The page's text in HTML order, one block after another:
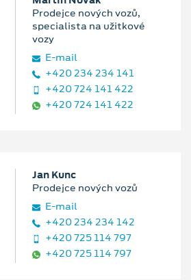
Prodejce nových vozů,
specialista na užitkové
vozy
E‑mail
+420 234 234 141
+420 724 141 422
+420 724 141 422
Jan Kunc
Prodejce nových vozů
E‑mail
+420 234 234 142
+420 725 114 797
+420 725 114 797